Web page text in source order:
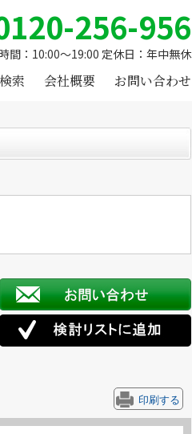
256-956
間：10:00～19:00 定休日：年中無休
索 会社概要 お問い合わせ
印刷する